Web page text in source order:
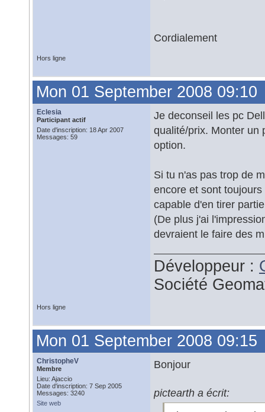
Cordialement
Hors ligne
Mon 01 September 2008 09:10
Eclesia
Participant actif
Date d'inscription: 18 Apr 2007
Messages: 59
Je deconseil les pc
qualité/prix. Monter un
option.
Si tu n'as pas trop de
encore et sont
capable d'en tirer
(De plus j'ai
devraient le faire des
Développeur :
Société
Hors ligne
Mon 01 September 2008 09:15
ChristopheV
Membre
Lieu: Ajaccio
Date d'inscription: 7 Sep 2005
Messages: 3240
Site web
Bonjour
pictearth a écrit: